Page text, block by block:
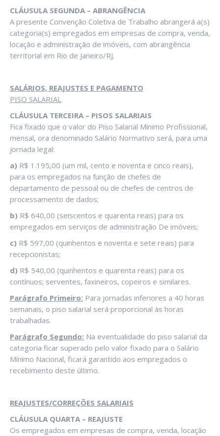
CLÁUSULA SEGUNDA – ABRANGÊNCIA
A presente Convenção Coletiva de Trabalho abrangerá a(s)
categoria(s) empregados em empresas de compra, venda,
locação e administração de imóveis, com abrangência
territorial em Rio de Janeiro/RJ.
SALÁRIOS, REAJUSTES E PAGAMENTO
PISO SALARIAL
CLÁUSULA TERCEIRA – PISOS SALARIAIS
Fica fixado que o valor do Piso Salarial Mínimo Profissional,
mensal, ora denominado Salário Normativo será, para uma
jornada legal:
a) R$ 1.195,00 (um mil, cento e noventa e cinco reais),
para os empregados na função de chefes de
departamento de pessoal ou de chefes de centros de
processamento de dados;
b) R$ 640,00 (seiscentos e quarenta reais) para os
empregados em serviços de administração De imóveis;
c) R$ 597,00 (quinhentos e noventa e sete reais) para
recepcionistas;
d) R$ 540,00 (quinhentos e quarenta reais) para os
contínuos; serventes, faxineiros, copeiros e similares.
Parágrafo Primeiro: Para jornadas inferiores a 40 horas
semanais, o piso salarial será proporcional às horas
trabalhadas.
Parágrafo Segundo: Na eventualidade do piso salarial da
categoria ficar superado pelo valor fixado para o Salário
Mínimo Nacional, ficará garantido aos empregados o
recebimento deste último.
REAJUSTES/CORREÇÕES SALARIAIS
CLÁUSULA QUARTA – REAJUSTE
Os empregados em empresas de compra, venda, locação